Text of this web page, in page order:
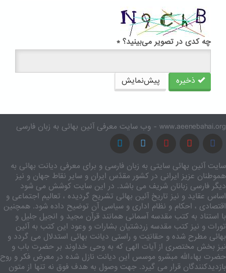
چه کدی در تصویر می‌بینید؟ *
ذخیره پیش‌نمایش
www.aeenebahai.org - وب سایت معرفی آئین بهائی به زبان فارسی
سایت آئین بهائی سایتی به زبان فارسی و برای معرفی دیانت بهائی به
هموطنان عزیز ایرانی در کشور مقدّس ایران و سایر نقاط جهان و نیز
دیگر فارسی زبانان شریف می باشد. در این سایت کوشش می شود
اساس عقاید و نیز تاریخ آئین بهائی تشریح گردیده ، تعالیم اجتماعی و
اقتصادی ، احکام و نظام اداری و سیاسی آن توضیح داده شود. همچنین
با استناد به کتب مقدسه آسمانی همانند قرآن مجید و انجیل جلیل و
تورات و نیز کتب مقدسه زردشتیان بشارات و وعود این کتب به آئین
بهائی مطرح شده و حقانیّت و راستی دیانت بهائی استدلال می گردد و
نیز بخش مختصری از آیات الهی که به وحی خداوند بر حضرت باب و
حضرت بهاءالله مبشرو موسس این دیانت نازل شده در معرض فکر و روح
بازدیدکنندگان قرار می گیرد. جهت وصول به هدف فوق نه تنها از متون